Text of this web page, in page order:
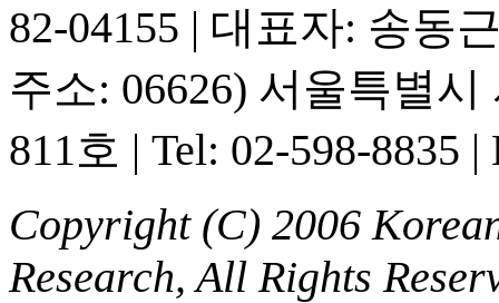
82-04155 | 대표자: 송동
주소: 06626) 서울특별
811호 | Tel: 02-598-8835 |
Copyright (C) 2006
Research, All Rights